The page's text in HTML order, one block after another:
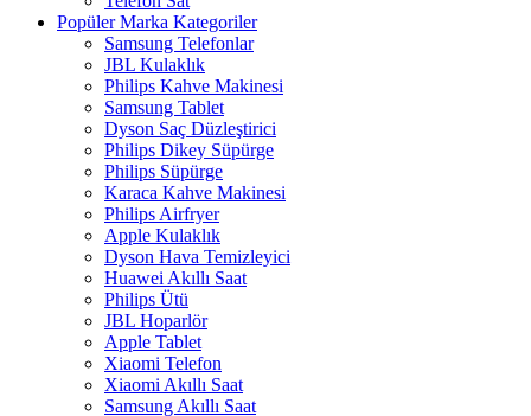
Popüler Marka Kategoriler
Samsung Telefonlar
JBL Kulaklık
Philips Kahve Makinesi
Samsung Tablet
Dyson Saç Düzleştirici
Philips Dikey Süpürge
Philips Süpürge
Karaca Kahve Makinesi
Philips Airfryer
Apple Kulaklık
Dyson Hava Temizleyici
Huawei Akıllı Saat
Philips Ütü
JBL Hoparlör
Apple Tablet
Xiaomi Telefon
Xiaomi Akıllı Saat
Samsung Akıllı Saat